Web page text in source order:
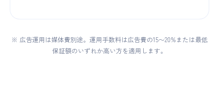
※ 広告運用は媒体費別途。運用手数料は広告費の15〜20%または最低
保証額のいずれか高い方を適用します。